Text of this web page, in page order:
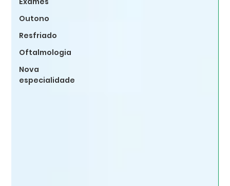
Outono
Resfriado
Oftalmologia
Nova
especialidade